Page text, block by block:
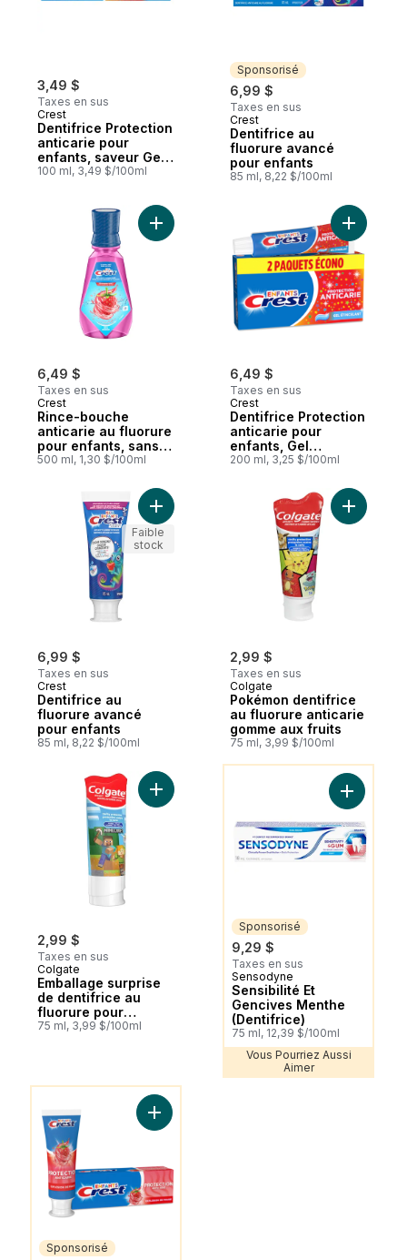
3,49 $
Taxes en sus
Crest
Dentifrice Protection
anticarie pour
enfants, saveur Gel
étincelant
100 ml, 3,49 $/100ml
Sponsorisé
6,99 $
Taxes en sus
Sponsorisé
Crest
Dentifrice au
fluorure avancé
pour enfants
85 ml, 8,22 $/100ml
6,49 $
Taxes en sus
Crest
Rince-bouche
anticarie au fluorure
pour enfants, sans
alcool, Explosion de
500 ml, 1,30 $/100ml
Ajouter Rince-bouche anticarie au
6,49 $
Taxes en sus
Crest
Dentifrice Protection
anticarie pour
enfants, Gel
étincelant, paquet
200 ml, 3,25 $/100ml
Ajouter
6,99 $
Taxes en sus
Crest
Dentifrice au
fluorure avancé
pour enfants
85 ml, 8,22 $/100ml
Ajouter Dentifrice au fluorure avancé
Faible
stock
2,99 $
Taxes en sus
Colgate
Pokémon dentifrice
au fluorure anticarie
gomme aux fruits
75 ml, 3,99 $/100ml
Ajouter
2,99 $
Taxes en sus
Colgate
Emballage surprise
de dentifrice au
fluorure pour
enfants, gomme aux
75 ml, 3,99 $/100ml
Ajouter Emballage surprise de dentifrice
Vous Pourriez Aussi Aimer
Sponsorisé
9,29 $
Taxes en sus
Sponsorisé
Sensodyne
Sensibilité Et
Gencives Menthe
(Dentifrice)
75 ml, 12,39 $/100ml
Ajouter
Vous Pourriez Aussi
Aimer
Vous Pourriez Aussi Aimer
Sponsorisé
Ajouter Dentifrice anticarie au fluorure